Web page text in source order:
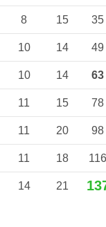
8 15 35
10 14 49
10 14 63
11 15 78
11 20 98
11 18 116
14 21